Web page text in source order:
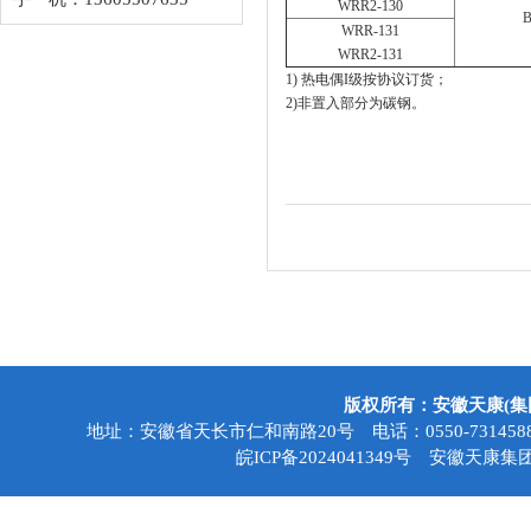
WRR2-130
B
WRR-131
WRR2-131
1) 热电偶I级按协议订货；
2)非置入部分为碳钢。
版权所有：安徽天康(
地址：安徽省天长市仁和南路20号 电话：0550-
皖ICP备2024041349号
安徽天康集